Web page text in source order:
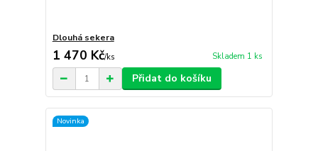
Dlouhá sekera
1 470 Kč/ks Skladem 1 ks
Přidat do košíku
Novinka